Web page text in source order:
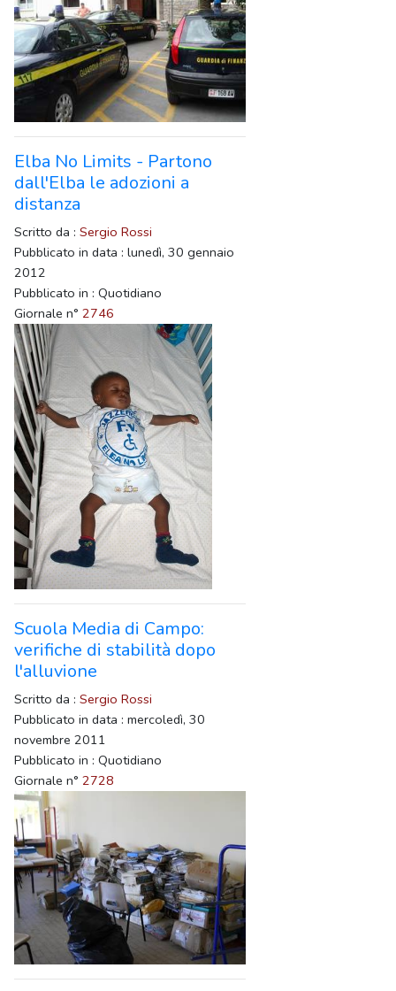
Elba No Limits - Partono
dall'Elba le adozioni a
distanza
Scritto da : Sergio Rossi
Pubblicato in data : lunedì, 30 gennaio
2012
Pubblicato in : Quotidiano
Giornale n° 2746
Scuola Media di Campo:
verifiche di stabilità dopo
l'alluvione
Scritto da : Sergio Rossi
Pubblicato in data : mercoledì, 30
novembre 2011
Pubblicato in : Quotidiano
Giornale n° 2728